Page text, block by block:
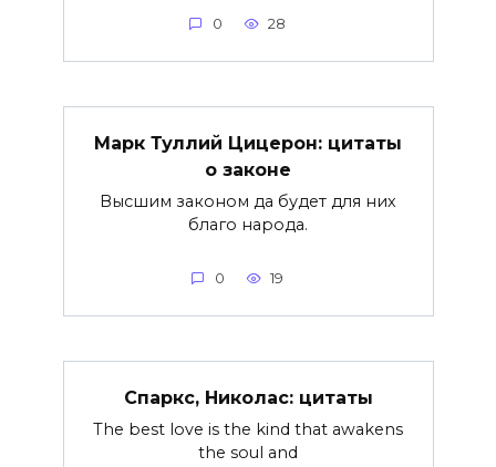
0 28
Марк Туллий Цицерон: цитаты
о законе
Высшим законом да будет для них
благо народа.
0 19
Спаркс, Николас: цитаты
The best love is the kind that awakens
the soul and